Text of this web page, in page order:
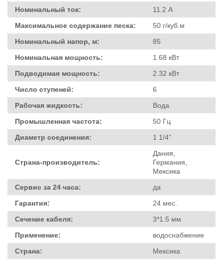
Номинальный ток:
11.2 А
Максимальное содержание песка:
50 г/куб.м
Номинальный напор, м:
85
Номинальная мощность:
1.68 кВт
Подводимая мощность:
2.32 кВт
Число ступеней:
6
Рабочая жидкость:
Вода
Промышленная частота:
50 Гц
Диаметр соединения:
1 1/4”
Страна-производитель:
Дания,
Германия,
Мексика
Сервис за 24 часа:
да
Гарантия:
24 мес.
Сечение кабеля:
3*1.5 мм
Применение:
водоснабжение
Страна:
Мексика